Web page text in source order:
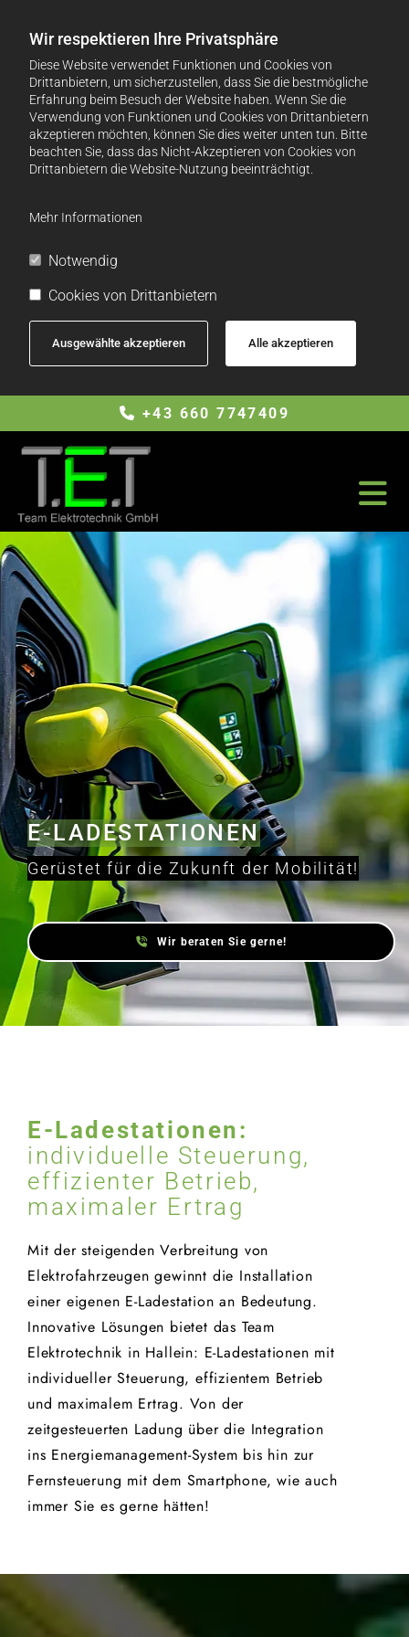
Wir respektieren Ihre Privatsphäre
Diese Website verwendet Funktionen und Cookies von
Drittanbietern, um sicherzustellen, dass Sie die bestmögliche
Erfahrung beim Besuch der Website haben. Wenn Sie die
Verwendung von Funktionen und Cookies von Drittanbietern
akzeptieren möchten, können Sie dies weiter unten tun. Bitte
beachten Sie, dass das Nicht-Akzeptieren von Cookies von
Drittanbietern die Website-Nutzung beeinträchtigt.
Mehr Informationen
Notwendig
Cookies von Drittanbietern
Ausgewählte akzeptieren Alle akzeptieren
 +43 660 7747409
E-LADESTATIONEN
Gerüstet für die Zukunft der Mobilität!
Wir beraten Sie gerne!
E-Ladestationen:
individuelle Steuerung,
effizienter Betrieb,
maximaler Ertrag
Mit der steigenden Verbreitung von
Elektrofahrzeugen gewinnt die Installation
einer eigenen E-Ladestation an Bedeutung.
Innovative Lösungen bietet das Team
Elektrotechnik in Hallein: E-Ladestationen mit
individueller Steuerung, effizientem Betrieb
und maximalem Ertrag. Von der
zeitgesteuerten Ladung über die Integration
ins Energiemanagement-System bis hin zur
Fernsteuerung mit dem Smartphone, wie auch
immer Sie es gerne hätten!